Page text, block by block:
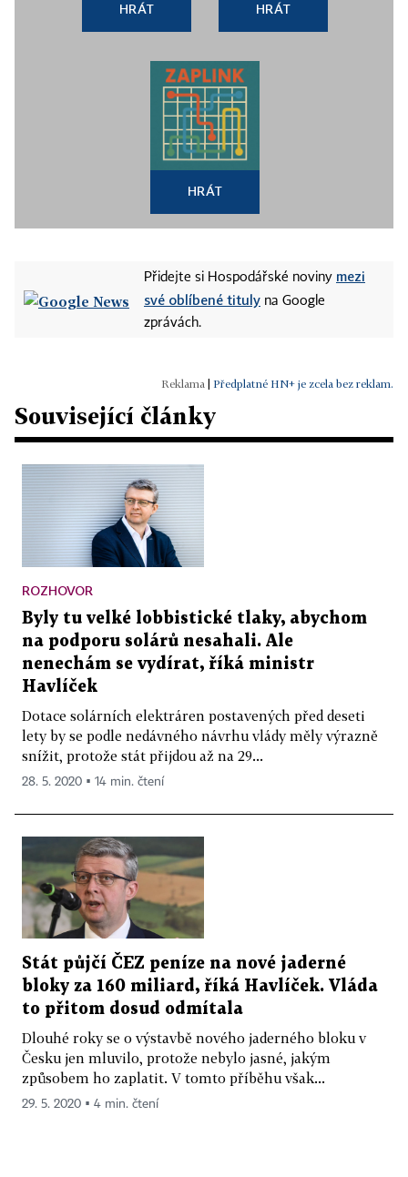
HRÁT HRÁT
HRÁT
Přidejte si Hospodářské noviny mezi
své oblíbené tituly na Google
zprávách.
Předplatné HN+ je zcela bez reklam.
Související články
ROZHOVOR
Byly tu velké lobbistické tlaky, abychom
na podporu solárů nesahali. Ale
nenechám se vydírat, říká ministr
Havlíček
Dotace solárních elektráren postavených před deseti
lety by se podle nedávného návrhu vlády měly výrazně
snížit, protože stát přijdou až na 29...
28. 5. 2020 ▪ 14 min. čtení
Stát půjčí ČEZ peníze na nové jaderné
bloky za 160 miliard, říká Havlíček. Vláda
to přitom dosud odmítala
Dlouhé roky se o výstavbě nového jaderného bloku v
Česku jen mluvilo, protože nebylo jasné, jakým
způsobem ho zaplatit. V tomto příběhu však...
29. 5. 2020 ▪ 4 min. čtení